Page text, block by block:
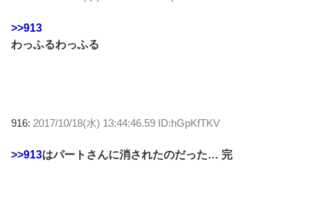
>>913
わっふるわっふる
916: 2017/10/18(水) 13:44:46.59 ID:hGpKfTKV
>>913はパートさんに消されたのだった… 完